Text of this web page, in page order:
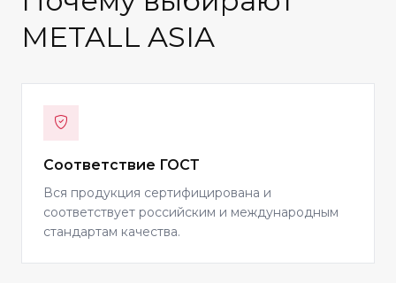
METALL ASIA
Соответствие ГОСТ
Вся продукция сертифицирована и
соответствует российским и международным
стандартам качества.